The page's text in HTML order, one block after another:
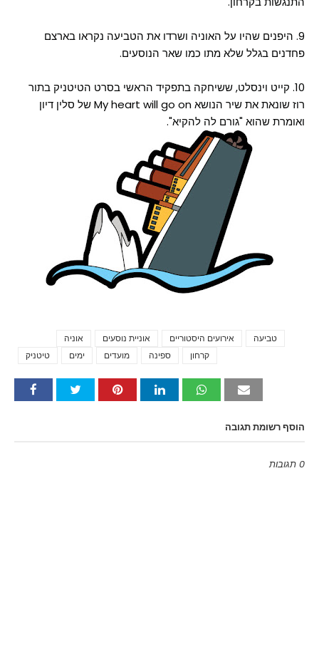
9. היפנים שהיו על האוניה ושרדו את הטביעה נקראו בארצם
פחדנים בגלל שלא מתו כמו שאר הנוסעים.
10. קייט וינסלט, ששיחקה בתפקיד הראשי בסרט הטיטניק בתור
רוז שונאת את שיר הנושא My heart will go on של סלין דיון
ואומרת שהוא "גורם לה להקיא".
אוניה אוניית נוסעים אירועים היסטוריים
טביעה
טיטניק
ימים מועדים ספינה קרחון
הוסף רשומת תגובה
0 תגובות